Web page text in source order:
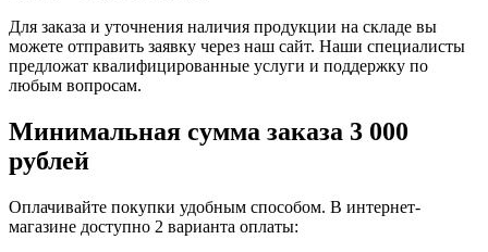
Для заказа и уточнения наличия продукции на складе вы
можете отправить заявку через наш сайт. Наши специалисты
предложат квалифицированные услуги и поддержку по
любым вопросам.
Минимальная сумма заказа 3 000
рублей
Оплачивайте покупки удобным способом. В интернет-
магазине доступно 2 варианта оплаты: